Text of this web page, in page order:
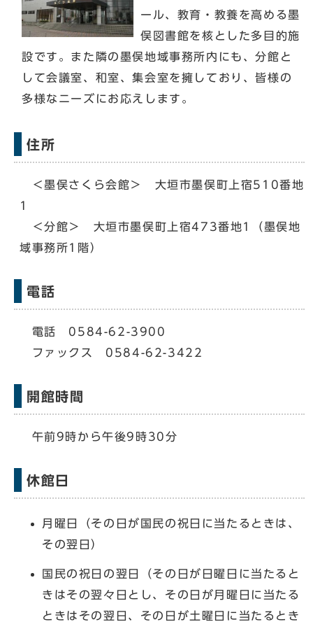
ール、教育・教養を高める墨
俣図書館を核とした多目的施
設です。また隣の墨俣地域事務所内にも、分館と
して会議室、和室、集会室を擁しており、皆様の
多様なニーズにお応えします。
住所
＜墨俣さくら会館＞ 大垣市墨俣町上宿510番地
1
＜分館＞ 大垣市墨俣町上宿473番地1（墨俣地
域事務所1階）
電話
電話 0584-62-3900
ファックス 0584-62-3422
開館時間
午前9時から午後9時30分
休館日
月曜日（その日が国民の祝日に当たるときは、
その翌日）
国民の祝日の翌日（その日が日曜日に当たると
きはその翌々日とし、その日が月曜日に当たる
ときはその翌日、その日が土曜日に当たるとき